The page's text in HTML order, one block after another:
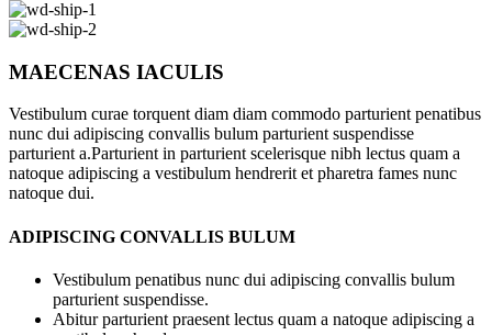
MAECENAS IACULIS
Vestibulum curae torquent diam diam commodo parturient penatibus
nunc dui adipiscing convallis bulum parturient suspendisse
parturient a.Parturient in parturient scelerisque nibh lectus quam a
natoque adipiscing a vestibulum hendrerit et pharetra fames nunc
natoque dui.
ADIPISCING CONVALLIS BULUM
Vestibulum penatibus nunc dui adipiscing convallis bulum
parturient suspendisse.
Abitur parturient praesent lectus quam a natoque adipiscing a